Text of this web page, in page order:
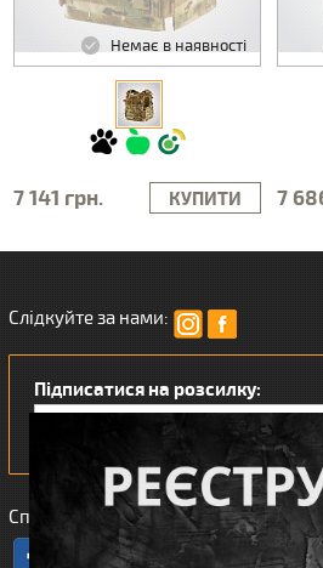
Немає в наявності
7 141 грн. КУПИТИ 7
Слідкуйте за нами:
Підписатися на розсилку:
Сподобався наш інтернет магазин?